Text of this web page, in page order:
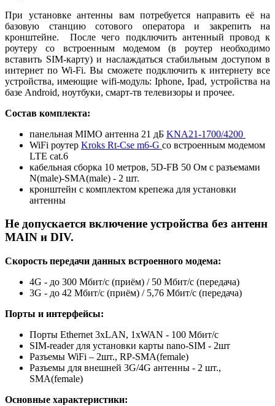
При установке антенны вам потребуется направить её на
базовую станцию сотового оператора и закрепить на
кронштейне. После чего подключить антенный провод к
роутеру со встроенным модемом (в роутер необходимо
вставить SIM-карту) и наслаждаться стабильным доступом в
интернет по Wi-Fi. Вы сможете подключить к интернету все
устройства, имеющие wifi-модуль: Iphone, Ipad, устройства на
базе Android, ноутбуки, смарт-тв телевизоры и прочее.
Состав комплекта:
панельная MIMO антенна 21 дБ KNA21-1700/4200
WiFi роутер Kroks Rt-Cse m6-G со встроенным модемом
LTE cat.6
кабельная сборка 10 метров, 5D-FB 50 Ом с разъемами
N(male)-SMA(male) - 2 шт.
кронштейн с комплектом крепежа для установки
антенны
Не допускается включение устройства без антенн
MAIN и DIV.
Скорость передачи данных встроенного модема:
4G - до 300 Мбит/с (приём) / 50 Мбит/с (передача)
3G - до 42 Мбит/с (приём) / 5,76 Мбит/с (передача)
Порты и интерфейсы:
Порты Ethernet 3хLAN, 1хWAN - 100 Мбит/с
SIM-reader для установки карты nano-SIM - 2шт
Разъемы WiFi – 2шт., RP-SMA(female)
Разъемы для внешней 3G/4G антенны - 2 шт.,
SMA(female)
Основные характеристики: